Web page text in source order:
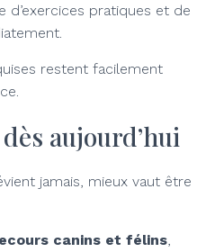
d’exercices pratiques et de
restent facilement
aujourd’hui
jamais, mieux vaut être
canins et félins